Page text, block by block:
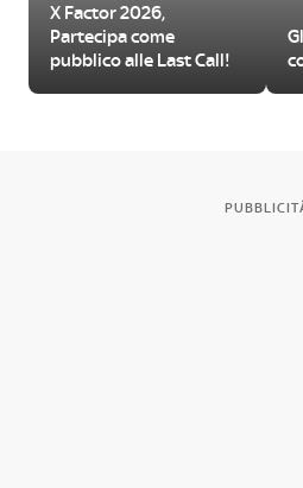
X Factor 2026,
Partecipa come
pubblico alle Last Call!